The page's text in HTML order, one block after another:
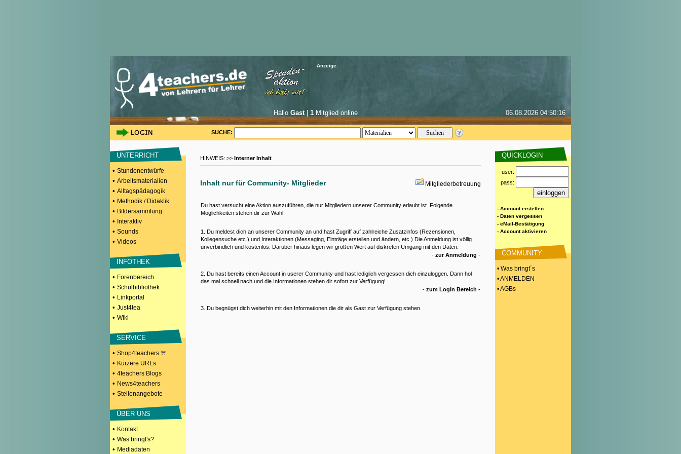
Anzeige:
Hallo Gast| 1 Mitglied online 06.08.2026 04:50:16
SUCHE:
UNTERRICHT
• Stundenentwürfe
• Arbeitsmaterialien
• Alltagspädagogik
• Methodik / Didaktik
• Bildersammlung
• Interaktiv
• Sounds
• Videos
INFOTHEK
• Forenbereich
• Schulbibliothek
• Linkportal
• Just4tea
• Wiki
SERVICE
• Shop4teachers
• Kürzere URLs
• 4teachers Blogs
• News4teachers
• Stellenangebote
ÜBER UNS
• Kontakt
• Was bringt's?
• Mediadaten
HINWEIS: >> Interner Inhalt
Inhalt nur für Community- Mitglieder Mitgliederbetreuung
Du hast versucht eine Aktion auszuführen, die nur Mitgliedern unserer Community erlaubt ist. Folgende
Möglichkeiten stehen dir zur Wahl:
1. Du meldest dich an unserer Community an und hast Zugriff auf zahlreiche Zusatzinfos (Rezensionen,
Kollegensuche etc.) und Interaktionen (Messaging, Einträge erstellen und ändern, etc.) Die Anmeldung ist völlig
unverbindlich und kostenlos. Darüber hinaus legen wir großen Wert auf diskreten Umgang mit den Daten.
- zur Anmeldung -
2. Du hast bereits einen Account in userer Community und hast lediglich vergessen dich einzuloggen. Dann hol
das mal schnell nach und die Informationen stehen dir sofort zur Verfügung!
- zum Login Bereich -
3. Du begnügst dich weiterhin mit den Informationen die dir als Gast zur Verfügung stehen.
QUICKLOGIN
user:
pass:
- Account erstellen
- Daten vergessen
- eMail-Bestätigung
- Account aktivieren
COMMUNITY
• Was bringt´s
• ANMELDEN
• AGBs